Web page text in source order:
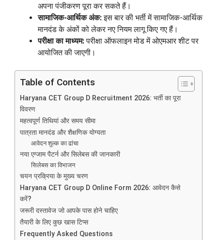
अपना पंजीकरण पूरा कर सकते हैं।
सामाजिक-आर्थिक अंक:इस बार की भर्ती में सामाजिक-आर्थिक
मानदंड के अंकों को लेकर नए नियम लागू किए गए हैं।
परीक्षा का माध्यम:परीक्षा ऑफलाइन मोड में ओएमआर शीट पर
आयोजित की जाएगी।
Table of Contents
Haryana CET Group D Recruitment 2026: भर्ती का पूरा
विवरण
महत्वपूर्ण तिथियां और समय सीमा
पात्रता मानदंड और शैक्षणिक योग्यता
आवेदन शुल्क का ढांचा
नया एग्जाम पैटर्न और सिलेबस की जानकारी
सिलेबस का विभाजन
चयन प्रक्रिया के मुख्य चरण
Haryana CET Group D Online Form 2026: आवेदन कैसे
करें?
जरूरी दस्तावेज जो आपके पास होने चाहिए
तैयारी के लिए कुछ खास टिप्स
Frequently Asked Questions